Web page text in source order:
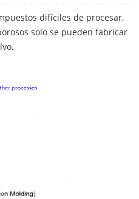
difíciles de procesar,
solo se pueden fabricar